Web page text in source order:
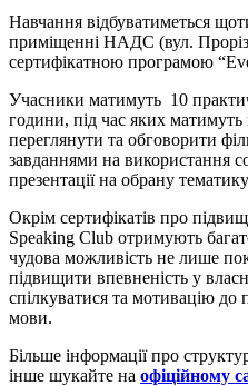
Навчання відбуватиметься
приміщенні НАДС (вул.
сертифікатною програмою
Учасники матимуть 10
години, під час яких
переглянути та обговорити
завданнями на використання
презентації на обрану
Окрім сертифікатів про
Speaking Club отримують
чудова можливість не лише
підвищити впевненість у
спілкуватися та мотивацію до
мови.
Більше інформації про
інше шукайте на офіційному